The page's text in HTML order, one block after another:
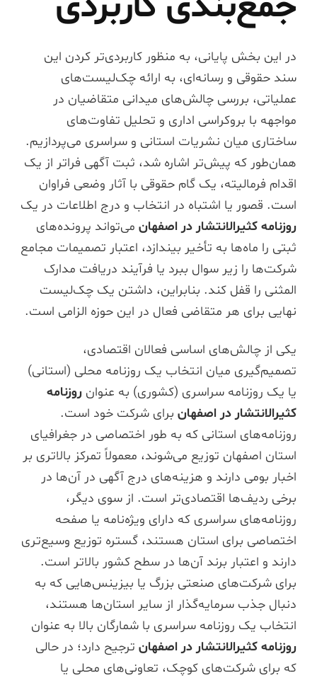
در این بخش پایانی، به منظور کاربردی‌تر کردن این
سند حقوقی و رسانه‌ای، به ارائه چک‌لیست‌های
عملیاتی، بررسی چالش‌های میدانی متقاضیان در
مواجهه با بروکراسی اداری و تحلیل تفاوت‌های
ساختاری میان نشریات استانی و سراسری می‌پردازیم.
همان‌طور که پیش‌تر اشاره شد، ثبت آگهی فراتر از یک
اقدام فرمالیته، یک گام حقوقی با آثار وضعی فراوان
است. قصور یا اشتباه در انتخاب و درج اطلاعات در یک
روزنامه کثیرالانتشار در اصفهانمی‌تواند پرونده‌های
ثبتی را ماه‌ها به تأخیر بیندازد، اعتبار تصمیمات مجامع
شرکت‌ها را زیر سوال ببرد یا فرآیند دریافت مدارک
المثنی را قفل کند. بنابراین، داشتن یک چک‌لیست
نهایی برای هر متقاضی فعال در این حوزه الزامی است.
یکی از چالش‌های اساسی فعالان اقتصادی،
تصمیم‌گیری میان انتخاب یک روزنامه محلی (استانی)
یا یک روزنامه سراسری (کشوری) به عنوان روزنامه
کثیرالانتشار در اصفهانبرای شرکت خود است.
روزنامه‌های استانی که به طور اختصاصی در جغرافیای
استان اصفهان توزیع می‌شوند، معمولاً تمرکز بالاتری بر
اخبار بومی دارند و هزینه‌های درج آگهی در آن‌ها در
برخی ردیف‌ها اقتصادی‌تر است. از سوی دیگر،
روزنامه‌های سراسری که دارای ویژه‌نامه یا صفحه
اختصاصی برای استان هستند، گستره توزیع وسیع‌تری
دارند و اعتبار برند آن‌ها در سطح کشور بالاتر است.
برای شرکت‌های صنعتی بزرگ یا بیزینس‌هایی که به
دنبال جذب سرمایه‌گذار از سایر استان‌ها هستند،
انتخاب یک روزنامه سراسری با شمارگان بالا به عنوان
روزنامه کثیرالانتشار در اصفهانترجیح دارد؛ در حالی
که برای شرکت‌های کوچک، تعاونی‌های محلی یا